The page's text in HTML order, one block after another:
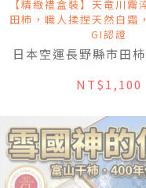
【精緻禮盒裝】天竜川霧
田柿，職人揉捏天然白霜
GI認證
日本空運長野縣市田
NT$1,100